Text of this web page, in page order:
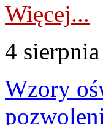
Więcej...
4
Wzory